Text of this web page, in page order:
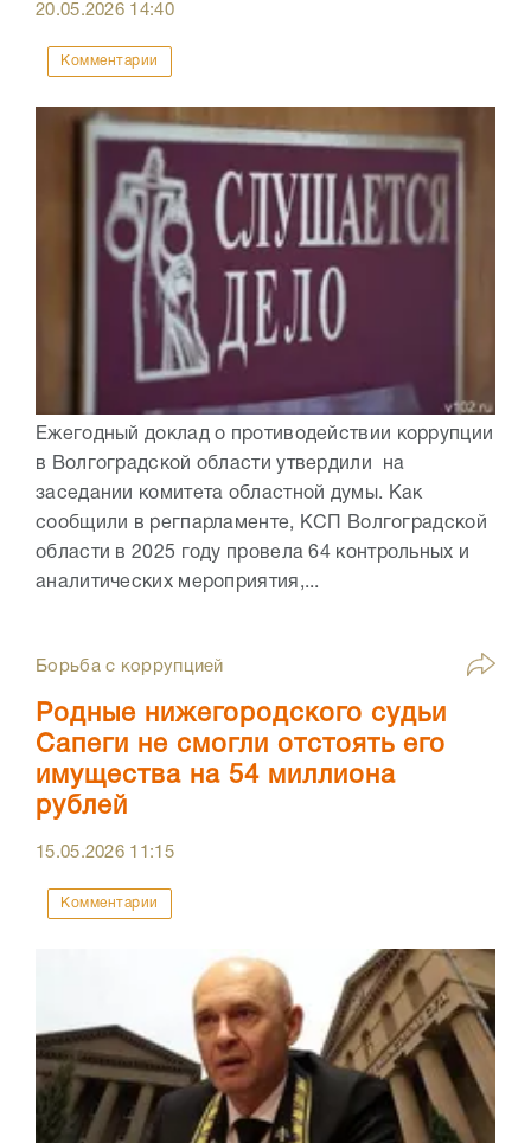
20.05.2026 14:40
Комментарии
Ежегодный доклад о противодействии коррупции
в Волгоградской области утвердили на
заседании комитета областной думы. Как
сообщили в регпарламенте, КСП Волгоградской
области в 2025 году провела 64 контрольных и
аналитических мероприятия,...
Борьба с коррупцией
Родные нижегородского судьи
Сапеги не смогли отстоять его
имущества на 54 миллиона
рублей
15.05.2026 11:15
Комментарии